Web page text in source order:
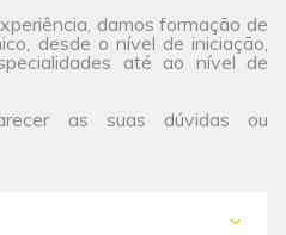
damos formação de
desde o nível de iniciação,
até ao nível de
as suas dúvidas ou